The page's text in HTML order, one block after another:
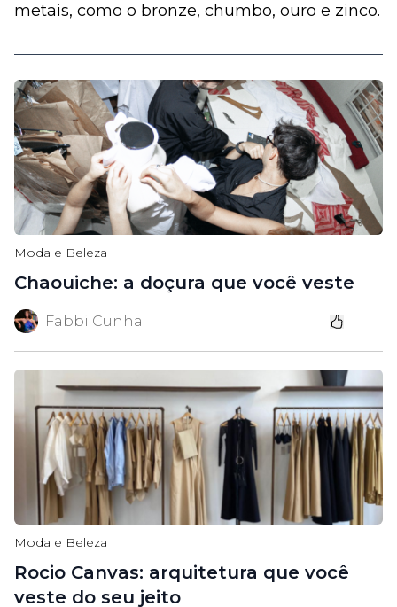
metais, como o bronze, chumbo, ouro e zinco.
Moda e Beleza
Chaouiche: a doçura que você veste
Fabbi Cunha
Moda e Beleza
Rocio Canvas: arquitetura que você
veste do seu jeito